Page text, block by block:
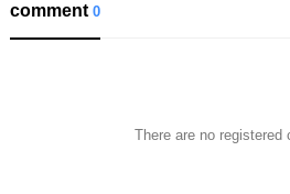
comment0
There are no registered